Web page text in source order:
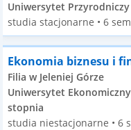
Uniwersytet Przyrodniczy
studia stacjonarne • 6
Ekonomia biznesu i
Filia w Jeleniej Górze
Uniwersytet Ekonomiczny
stopnia
studia niestacjonarne • 6